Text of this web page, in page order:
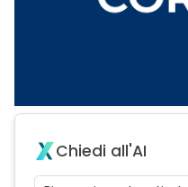
Chiedi all'AI